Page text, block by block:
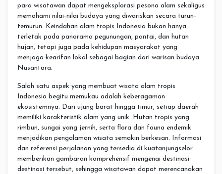
para wisatawan dapat mengeksplorasi pesona alam sekaligus
memahami nilai-nilai budaya yang diwariskan secara turun-
temurun. Keindahan alam tropis Indonesia bukan hanya
terletak pada panorama pegunungan, pantai, dan hutan
hujan, tetapi juga pada kehidupan masyarakat yang
menjaga kearifan lokal sebagai bagian dari warisan budaya
Nusantara.
Salah satu aspek yang membuat wisata alam tropis
Indonesia begitu memukau adalah keberagaman
ekosistemnya. Dari ujung barat hingga timur, setiap daerah
memiliki karakteristik alam yang unik. Hutan tropis yang
rimbun, sungai yang jernih, serta flora dan fauna endemik
menjadikan pengalaman wisata semakin berkesan. Informasi
dan referensi perjalanan yang tersedia di kuatanjungselor
memberikan gambaran komprehensif mengenai destinasi-
destinasi tersebut, sehingga wisatawan dapat merencanakan